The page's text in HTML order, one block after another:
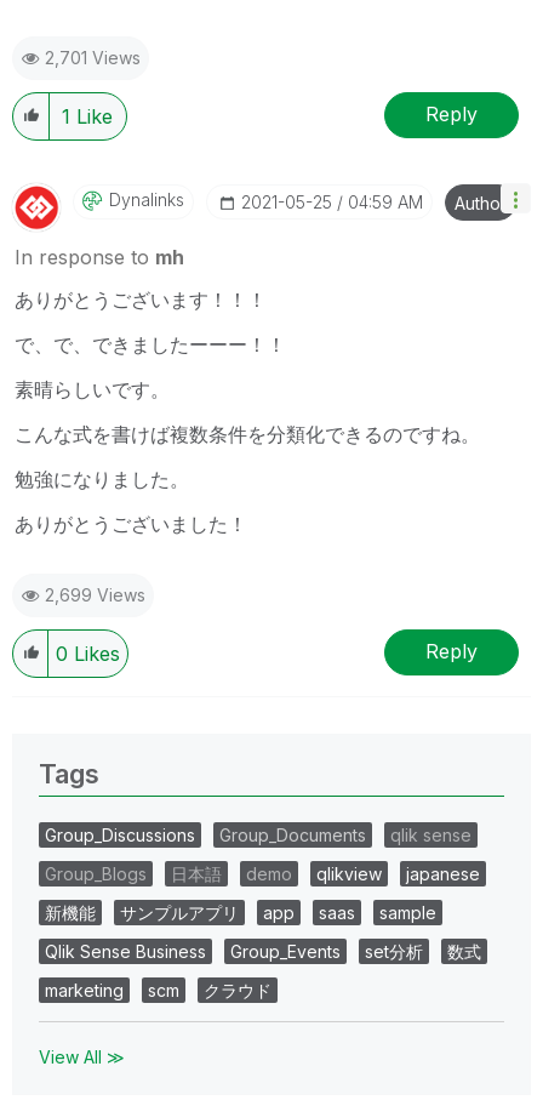
2,701 Views
1 Like Reply
Dynalinks ‎2021-05-25 04:59 AM Author
In response to mh
ありがとうございます！！！
で、で、できましたーーー！！
素晴らしいです。
こんな式を書けば複数条件を分類化できるのですね。
勉強になりました。
ありがとうございました！
2,699 Views
0 Likes Reply
Tags
Group_Discussions Group_Documents
qlik sense
Group_Blogs
日本語 demo qlikview
japanese
新機能
サンプルアプリ app saas
sample
Qlik Sense Business
Group_Events set分析
数式
marketing
scm クラウド
View All ≫